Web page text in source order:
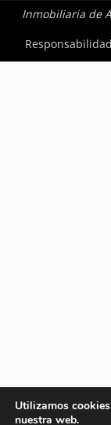
Inmobiliaria de
Utilizamos
nuestra web.